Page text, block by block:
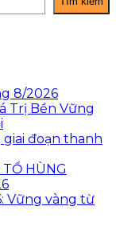
8/2026
Trị Bền Vững
đoạn thanh
HÙNG
Vững vàng từ